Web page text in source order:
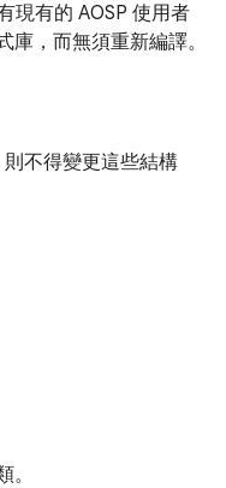
現有的 AOSP 使用者
，而無須重新編譯。
不得變更這些結構
。